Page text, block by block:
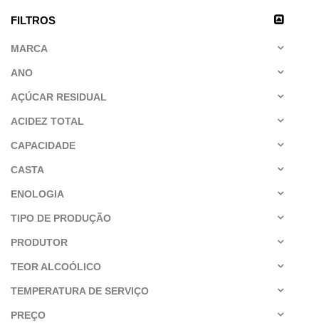
FILTROS
MARCA
ANO
AÇÚCAR RESIDUAL
ACIDEZ TOTAL
CAPACIDADE
CASTA
ENOLOGIA
TIPO DE PRODUÇÃO
PRODUTOR
TEOR ALCOÓLICO
TEMPERATURA DE SERVIÇO
PREÇO